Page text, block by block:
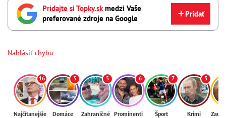
Pridajte si Topky.skmedzi Vaše
preferované zdroje na Google
Pridať
Nahlásiť chybu
16
Najčítanejšie
3
Domáce
5
Zahraničné
6
Prominenti
7
Šport
3
Krimi